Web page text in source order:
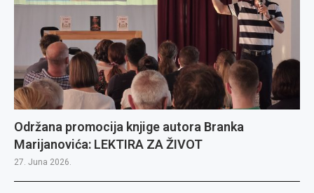
Održana promocija knjige autora Branka
Marijanovića: LEKTIRA ZA ŽIVOT
27. Juna 2026.